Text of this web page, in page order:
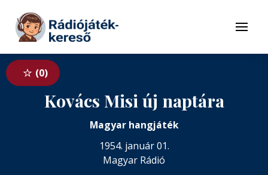
Tovább a tartalomhoz
Menü
0
Kovács Misi új naptára
Magyar hangjáték
1954. január 01.
Magyar Rádió